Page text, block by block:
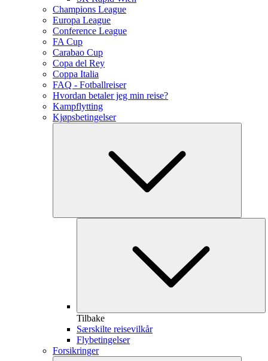
Champions League
Europa League
Conference League
FA Cup
Carabao Cup
Copa del Rey
Coppa Italia
FAQ - Fotballreiser
Hvordan betaler jeg min reise?
Kampflytting
Kjøpsbetingelser
Tilbake
Særskilte reisevilkår
Flybetingelser
Forsikringer